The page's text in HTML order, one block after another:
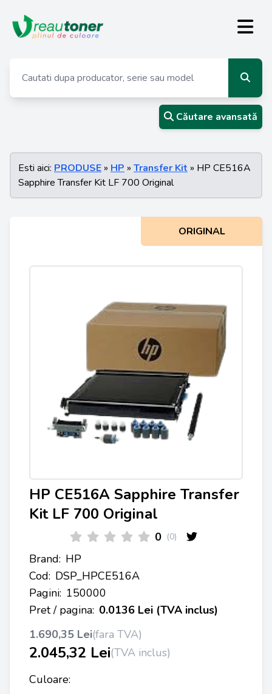
Căutare avansată
Esti aici: PRODUSE » HP » Transfer Kit » HP CE516A
Sapphire Transfer Kit LF 700 Original
ORIGINAL
HP CE516A Sapphire Transfer
Kit LF 700 Original
0 (0)
Brand: HP
Cod: DSP_HPCE516A
Pagini: 150000
Pret / pagina: 0.0136 Lei (TVA inclus)
1.690,35 Lei(fara TVA)
2.045,32 Lei(TVA inclus)
Culoare: